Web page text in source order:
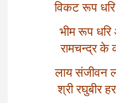
विकट रूप
भीम रूप
रामचन्द्र के
लाय संजीवन
श्री रघुबीर